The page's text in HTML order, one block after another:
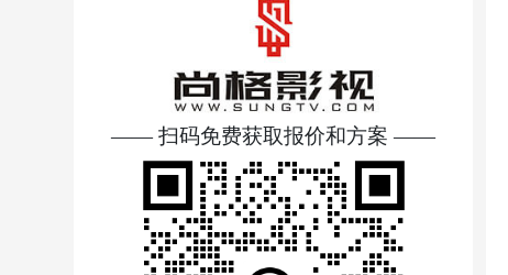
—— 扫码免费获取报价和方案 ——